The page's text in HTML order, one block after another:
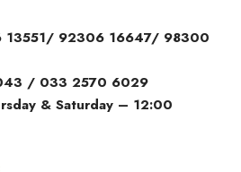
13551/ 92306 16647/ 98300
/ 033 2570 6029
& Saturday – 12:00